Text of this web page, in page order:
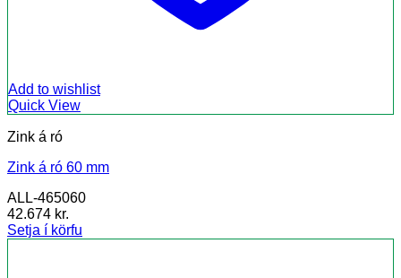
Add to wishlist
Quick View
Zink á ró
Zink á ró 60 mm
ALL-465060
42.674 kr.
Setja í körfu